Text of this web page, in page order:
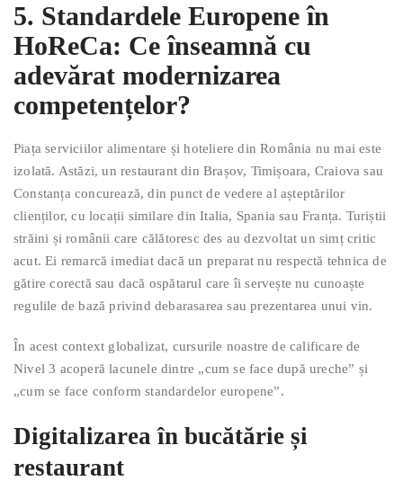
5. Standardele Europene în
HoReCa: Ce înseamnă cu
adevărat modernizarea
competențelor?
Piața serviciilor alimentare și hoteliere din România nu mai este
izolată. Astăzi, un restaurant din Brașov, Timișoara, Craiova sau
Constanța concurează, din punct de vedere al așteptărilor
clienților, cu locații similare din Italia, Spania sau Franța. Turiștii
străini și românii care călătoresc des au dezvoltat un simț critic
acut. Ei remarcă imediat dacă un preparat nu respectă tehnica de
gătire corectă sau dacă ospătarul care îi servește nu cunoaște
regulile de bază privind debarasarea sau prezentarea unui vin.
În acest context globalizat, cursurile noastre de calificare de
Nivel 3 acoperă lacunele dintre „cum se face după ureche” și
„cum se face conform standardelor europene”.
Digitalizarea în bucătărie și
restaurant